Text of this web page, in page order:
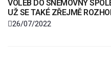
VOLEB DO SNĚMOVNY
UŽ SE TAKÉ ZŘEJMĚ
26/07/2022